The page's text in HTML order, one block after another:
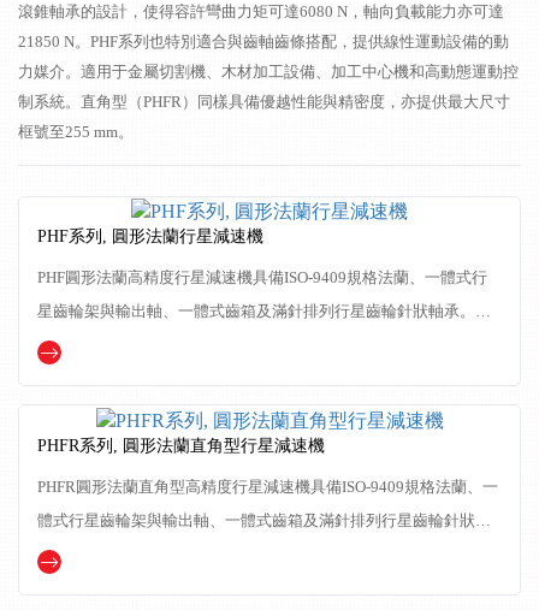
滾錐軸承的設計，使得容許彎曲力矩可達6080 N，軸向負載能力亦可達
21850 N。PHF系列也特別適合與齒軸齒條搭配，提供線性運動設備的動
力媒介。適用于金屬切割機、木材加工設備、加工中心機和高動態運動控
制系統。直角型（PHFR）同樣具備優越性能與精密度，亦提供最大尺寸
框號至255 mm。
PHF系列, 圓形法蘭行星減速機
PHF圓形法蘭高精度行星減速機具備ISO-9409規格法蘭、一體式行
星齒輪架與輸出軸、一體式齒箱及滿針排列行星齒輪針狀軸承。尺
寸框號最大可達255 mm。高扭矩輸出與高徑向負載能力，運轉...
PHFR系列, 圓形法蘭直角型行星減速機
PHFR圓形法蘭直角型高精度行星減速機具備ISO-9409規格法蘭、一
體式行星齒輪架與輸出軸、一體式齒箱及滿針排列行星齒輪針狀軸
承。尺寸框號最大可達255 mm。高扭矩輸出與高徑向負載能...